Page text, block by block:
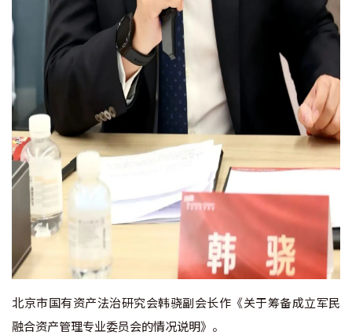
北京市国有资产法治研究会韩骁副会长作《关于筹备成立军民
融合资产管理专业委员会的情况说明》。